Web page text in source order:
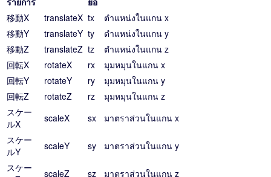
移動X
translateX tx
ตำแหน่งในแกน x
移動Y
translateY ty
ตำแหน่งในแกน y
移動Z
translateZ tz
ตำแหน่งในแกน z
回転X
rotateX rx
มุมหมุนในแกน x
回転Y
rotateY ry
มุมหมุนในแกน y
回転Z
rotateZ rz
มุมหมุนในแกน z
スケー
ルX
scaleX sx
มาตราส่วนในแกน x
スケー
ルY
scaleY sy
มาตราส่วนในแกน y
スケー
scaleZ sz มาตราส่วนในแกน z